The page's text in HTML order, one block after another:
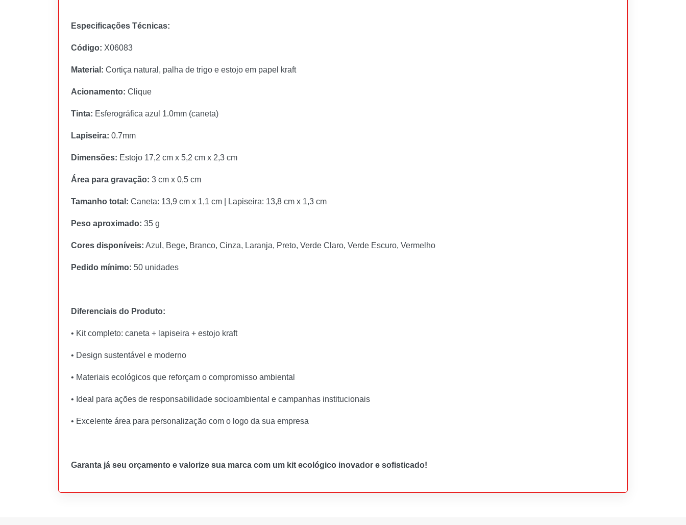
Especificações Técnicas:
Código: X06083
Material: Cortiça natural, palha de trigo e estojo em papel kraft
Acionamento: Clique
Tinta: Esferográfica azul 1.0mm (caneta)
Lapiseira: 0.7mm
Dimensões: Estojo 17,2 cm x 5,2 cm x 2,3 cm
Área para gravação: 3 cm x 0,5 cm
Tamanho total: Caneta: 13,9 cm x 1,1 cm | Lapiseira: 13,8 cm x 1,3 cm
Peso aproximado: 35 g
Cores disponíveis: Azul, Bege, Branco, Cinza, Laranja, Preto, Verde Claro, Verde Escuro, Vermelho
Pedido mínimo: 50 unidades
Diferenciais do Produto:
• Kit completo: caneta + lapiseira + estojo kraft
• Design sustentável e moderno
• Materiais ecológicos que reforçam o compromisso ambiental
• Ideal para ações de responsabilidade socioambiental e campanhas institucionais
• Excelente área para personalização com o logo da sua empresa
Garanta já seu orçamento e valorize sua marca com um kit ecológico inovador e sofisticado!